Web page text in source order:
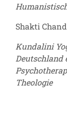
Shakti
Kundalini
Deutschland
Theologie